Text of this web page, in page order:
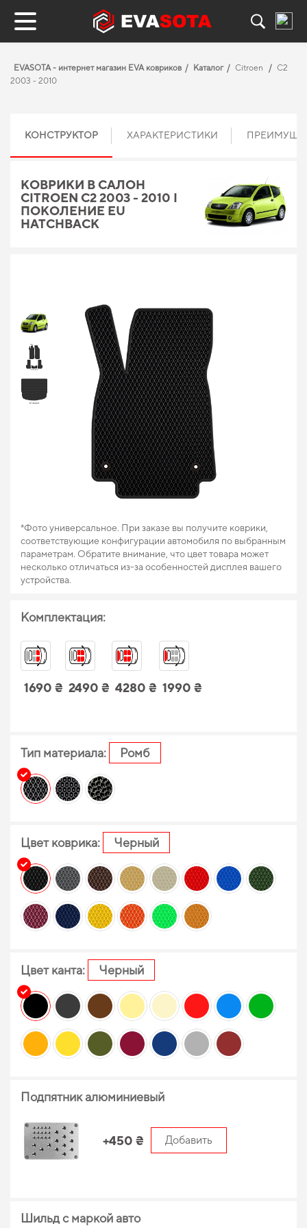
EVASOTA - интернет магазин EVA ковриков Каталог Citroen
C2
2003 - 2010
КОНСТРУКТОР ХАРАКТЕРИСТИКИ
КОВРИКИ В САЛОН
CITROEN C2 2003 - 2010 I
ПОКОЛЕНИЕ EU
HATCHBACK
*Фото универсальное. При заказе вы получите коврики,
соответствующие конфигурации автомобиля по выбранным
параметрам. Обратите внимание, что цвет товара может
несколько отличаться из-за особенностей дисплея вашего
устройства.
Комплектация:
1690 ₴ 2490 ₴ 4280 ₴ 1990 ₴
Тип материала: Ромб
Цвет коврика: Черный
Цвет канта: Черный
Подпятник алюминиевый
+450 ₴ Добавить
Шильд с маркой авто